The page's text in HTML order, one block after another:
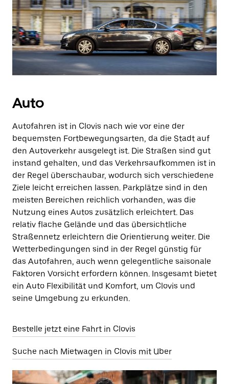
Auto
Autofahren ist in Clovis nach wie vor eine der
bequemsten Fortbewegungsarten, da die Stadt auf
den Autoverkehr ausgelegt ist. Die Straßen sind gut
instand gehalten, und das Verkehrsaufkommen ist in
der Regel überschaubar, wodurch sich verschiedene
Ziele leicht erreichen lassen. Parkplätze sind in den
meisten Bereichen reichlich vorhanden, was die
Nutzung eines Autos zusätzlich erleichtert. Das
relativ flache Gelände und das übersichtliche
Straßennetz erleichtern die Orientierung weiter. Die
Wetterbedingungen sind in der Regel günstig für
das Autofahren, auch wenn gelegentliche saisonale
Faktoren Vorsicht erfordern können. Insgesamt bietet
ein Auto Flexibilität und Komfort, um Clovis und
seine Umgebung zu erkunden.
Bestelle jetzt eine Fahrt in Clovis
Suche nach Mietwagen in Clovis mit Uber